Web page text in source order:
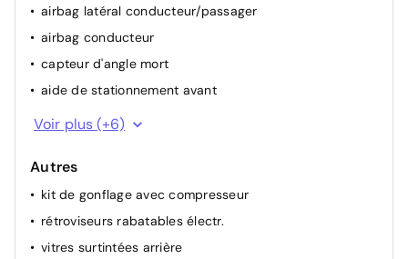
airbag latéral conducteur/passager
airbag conducteur
capteur d'angle mort
aide de stationnement avant
alerte franchissement de ligne
camera de recul
ESP
airbag passager
ABS
Voir plus (+6)
Autres
kit de gonflage avec compresseur
rétroviseurs rabatables électr.
vitres surtintées arrière